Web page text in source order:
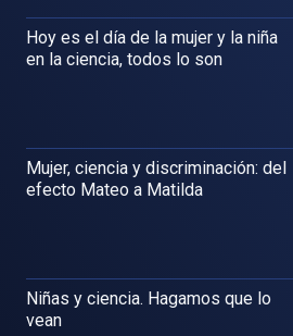
Hoy es el día de la mujer y la niña
en la ciencia, todos lo son
Mujer, ciencia y discriminación: del
efecto Mateo a Matilda
Niñas y ciencia. Hagamos que lo
vean